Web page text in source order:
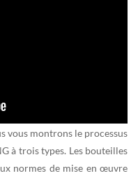
vous montrons le processus
à trois types. Les bouteilles
normes de mise en œuvre